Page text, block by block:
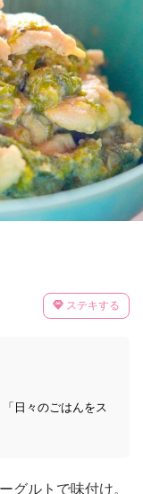
ステキする
日々のごはんをス
グルトで味付け。